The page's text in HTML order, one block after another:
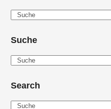
Search
Suche
Search
Search
Search